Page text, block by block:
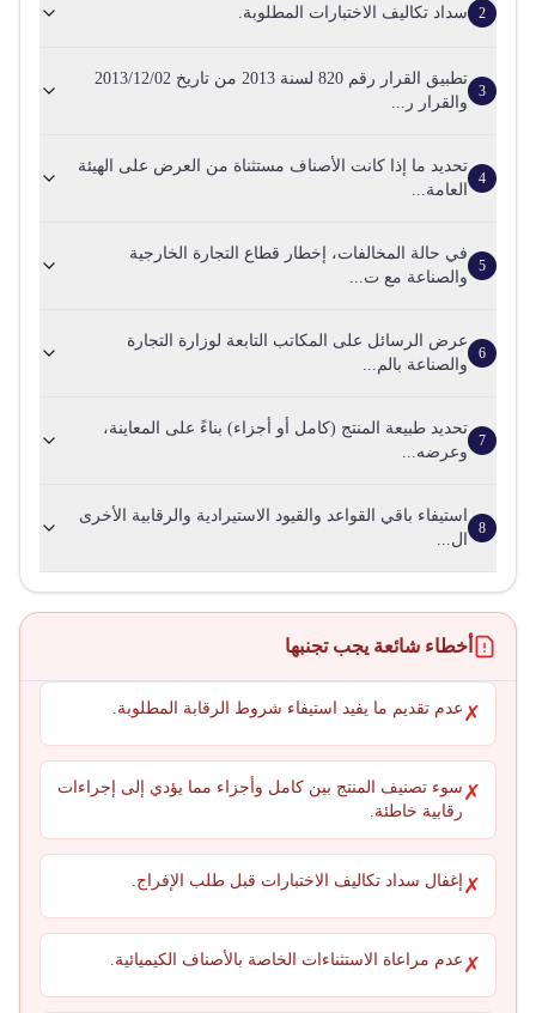
2 سداد تكاليف الاختبارات المطلوبة.
3
تطبيق القرار رقم 820 لسنة 2013 من تاريخ 2013/12/02
والقرار ر...
4
تحديد ما إذا كانت الأصناف مستثناة من العرض على الهيئة
العامة...
5
في حالة المخالفات، إخطار قطاع التجارة الخارجية
والصناعة مع ت...
6
عرض الرسائل على المكاتب التابعة لوزارة التجارة
والصناعة بالم...
7
تحديد طبيعة المنتج (كامل أو أجزاء) بناءً على المعاينة،
وعرضه...
8
استيفاء باقي القواعد والقيود الاستيرادية والرقابية الأخرى
ال...
أخطاء شائعة يجب تجنبها
✗ عدم تقديم ما يفيد استيفاء شروط الرقابة المطلوبة.
✗ سوء تصنيف المنتج بين كامل وأجزاء مما يؤدي إلى إجراءات
رقابية خاطئة.
✗ إغفال سداد تكاليف الاختبارات قبل طلب الإفراج.
✗ عدم مراعاة الاستثناءات الخاصة بالأصناف الكيميائية.